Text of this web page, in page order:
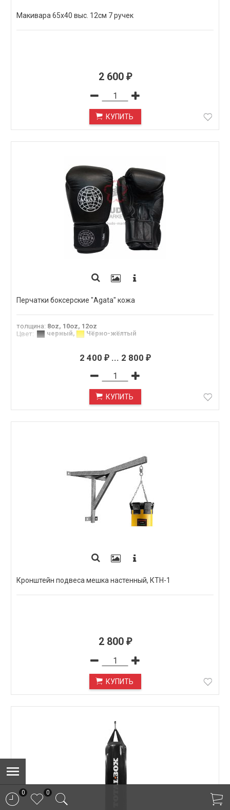
Макивара 65х40 выс. 12см 7 ручек
2 600 ₽
КУПИТЬ
Перчатки боксерские "Agata" кожа
толщина: 8oz, 10oz, 12oz
Цвет: черный, Чёрно-жёлтый
2 400 ₽... 2 800 ₽
КУПИТЬ
Кронштейн подвеса мешка настенный, КТН-1
2 800 ₽
КУПИТЬ
0 0